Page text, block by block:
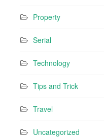
Property
Serial
Technology
Tips and Trick
Travel
Uncategorized